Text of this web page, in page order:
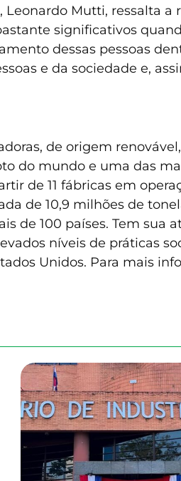
Mutti, ressalta a
significativos
dessas pessoas
e da sociedade e,
de origem
do mundo e uma das
de 11 fábricas em
de 10,9 milhões de
de 100 países. Tem sua
níveis de práticas
Unidos. Para mais